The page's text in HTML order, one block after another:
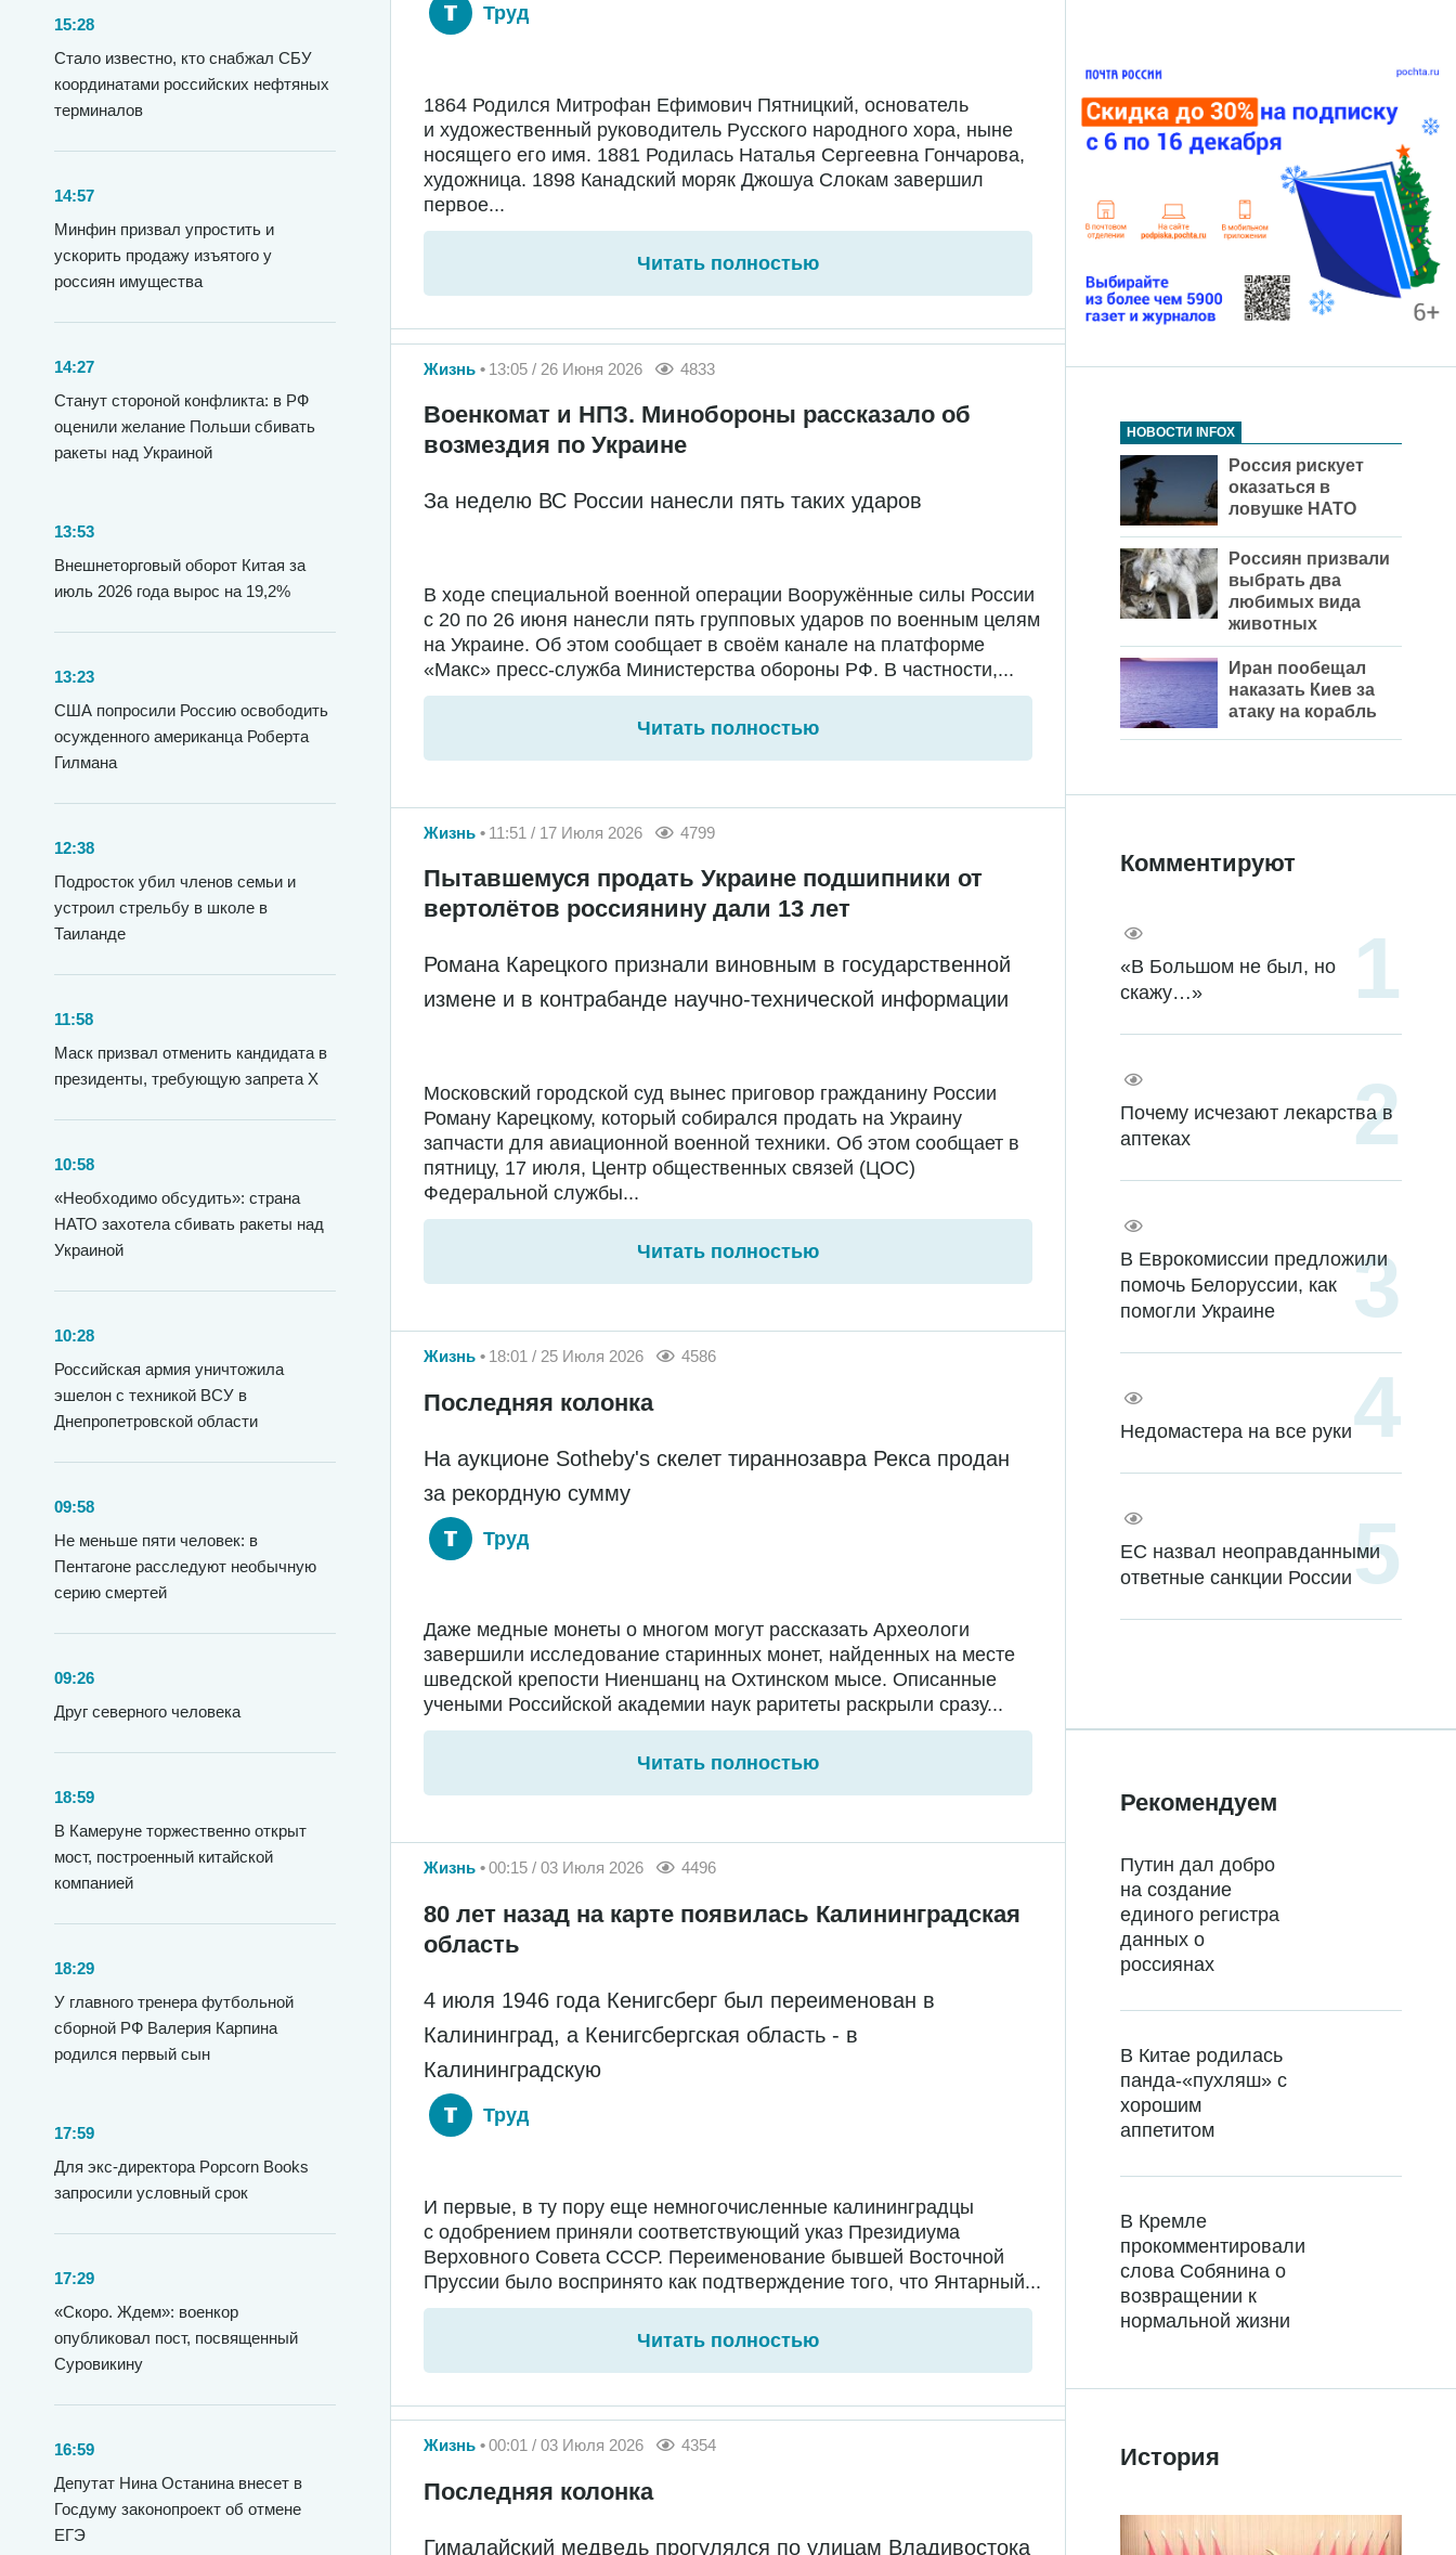
15:28
Стало известно, кто снабжал СБУ
координатами российских нефтяных
терминалов
14:57
Минфин призвал упростить и
ускорить продажу изъятого у
россиян имущества
14:27
Станут стороной конфликта: в РФ
оценили желание Польши сбивать
ракеты над Украиной
13:53
Внешнеторговый оборот Китая за
июль 2026 года вырос на 19,2%
13:23
США попросили Россию освободить
осужденного американца Роберта
Гилмана
12:38
Подросток убил членов семьи и
устроил стрельбу в школе в
Таиланде
11:58
Маск призвал отменить кандидата в
президенты, требующую запрета X
10:58
«Необходимо обсудить»: страна
НАТО захотела сбивать ракеты над
Украиной
10:28
Российская армия уничтожила
эшелон с техникой ВСУ в
Днепропетровской области
09:58
Не меньше пяти человек: в
Пентагоне расследуют необычную
серию смертей
09:26
Друг северного человека
18:59
В Камеруне торжественно открыт
мост, построенный китайской
компанией
18:29
У главного тренера футбольной
сборной РФ Валерия Карпина
родился первый сын
17:59
Для экс-директора Popcorn Books
запросили условный срок
17:29
«Скоро. Ждем»: военкор
опубликовал пост, посвященный
Суровикину
16:59
Депутат Нина Останина внесет в
Госдуму законопроект об отмене
ЕГЭ
Труд
1864 Родился Митрофан Ефимович Пятницкий, основатель
и художественный руководитель Русского народного хора, ныне
носящего его имя. 1881 Родилась Наталья Сергеевна Гончарова,
художница. 1898 Канадский моряк Джошуа Слокам завершил
первое...
Читать полностью
Жизнь 13:05 / 26 Июня 2026 4833
Военкомат и НПЗ. Минобороны рассказало об
возмездия по Украине
За неделю ВС России нанесли пять таких ударов
В ходе специальной военной операции Вооружённые силы России
с 20 по 26 июня нанесли пять групповых ударов по военным целям
на Украине. Об этом сообщает в своём канале на платформе
«Макс» пресс-служба Министерства обороны РФ. В частности,...
Читать полностью
Жизнь 11:51 / 17 Июля 2026 4799
Пытавшемуся продать Украине подшипники от
вертолётов россиянину дали 13 лет
Романа Карецкого признали виновным в государственной
измене и в контрабанде научно-технической информации
Московский городской суд вынес приговор гражданину России
Роману Карецкому, который собирался продать на Украину
запчасти для авиационной военной техники. Об этом сообщает в
пятницу, 17 июля, Центр общественных связей (ЦОС)
Федеральной службы...
Читать полностью
Жизнь 18:01 / 25 Июля 2026 4586
Последняя колонка
На аукционе Sotheby's скелет тираннозавра Рекса продан
за рекордную сумму
Труд
Даже медные монеты о многом могут рассказать Археологи
завершили исследование старинных монет, найденных на месте
шведской крепости Ниеншанц на Охтинском мысе. Описанные
учеными Российской академии наук раритеты раскрыли сразу...
Читать полностью
Жизнь 00:15 / 03 Июля 2026 4496
80 лет назад на карте появилась Калининградская
область
4 июля 1946 года Кенигсберг был переименован в
Калининград, а Кенигсбергская область - в
Калининградскую
Труд
И первые, в ту пору еще немногочисленные калининградцы
с одобрением приняли соответствующий указ Президиума
Верховного Совета СССР. Переименование бывшей Восточной
Пруссии было воспринято как подтверждение того, что Янтарный...
Читать полностью
Жизнь 00:01 / 03 Июля 2026 4354
Последняя колонка
Гималайский медведь прогулялся по улицам Владивостока
НОВОСТИ INFOX
Россия рискует
оказаться в
ловушке НАТО
Россиян призвали
выбрать два
любимых вида
животных
Иран пообещал
наказать Киев за
атаку на корабль
Комментируют
«В Большом не был, но
скажу…»
Почему исчезают лекарства в
аптеках
В Еврокомиссии предложили
помочь Белоруссии, как
помогли Украине
Недомастера на все руки
ЕС назвал неоправданными
ответные санкции России
Рекомендуем
Путин дал добро
на создание
единого регистра
данных о
россиянах
В Китае родилась
панда-«пухляш» с
хорошим
аппетитом
В Кремле
прокомментировали
слова Собянина о
возвращении к
нормальной жизни
История